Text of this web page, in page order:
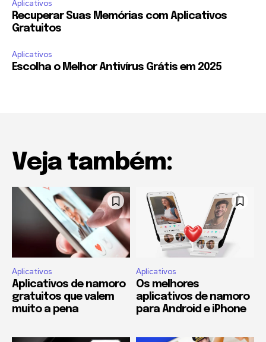
Aplicativos
Recuperar Suas Memórias com Aplicativos
Gratuitos
Aplicativos
Escolha o Melhor Antivírus Grátis em 2025
Veja também:
Aplicativos
Aplicativos de namoro
gratuitos que valem
muito a pena
Aplicativos
Os melhores
aplicativos de namoro
para Android e iPhone